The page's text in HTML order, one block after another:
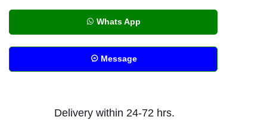
Whats App
Message
Delivery within 24-72 hrs.